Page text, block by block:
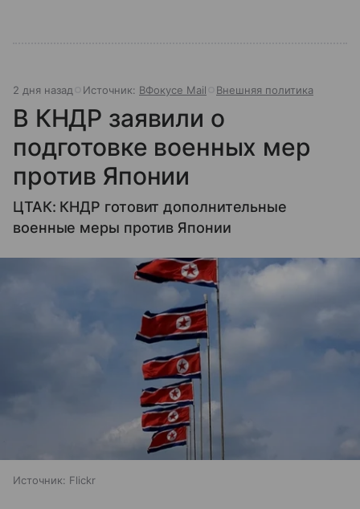
2 дня назад Источник: ВФокусе Mail Внешняя политика
В КНДР заявили о
подготовке военных мер
против Японии
ЦТАК: КНДР готовит дополнительные
военные меры против Японии
Источник: Flickr